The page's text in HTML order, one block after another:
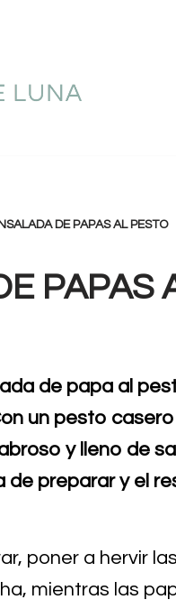
DE PAPAS AL PESTO
PAPAS
de papa al
un pesto
y lleno de
de preparar y el
poner a hervir
mientras las